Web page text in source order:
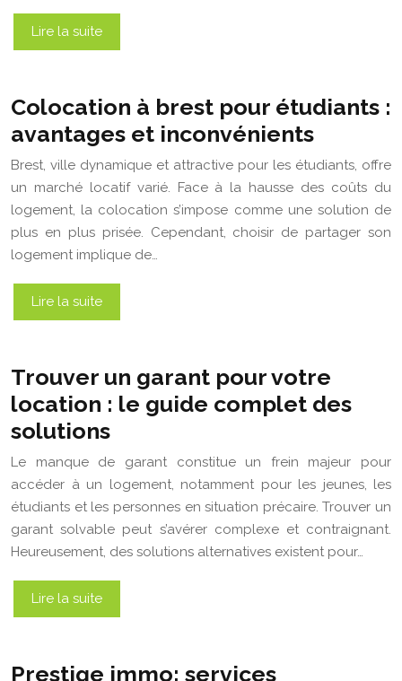
Lire la suite
Colocation à brest pour étudiants :
avantages et inconvénients
Brest, ville dynamique et attractive pour les étudiants, offre
un marché locatif varié. Face à la hausse des coûts du
logement, la colocation s’impose comme une solution de
plus en plus prisée. Cependant, choisir de partager son
logement implique de…
Lire la suite
Trouver un garant pour votre
location : le guide complet des
solutions
Le manque de garant constitue un frein majeur pour
accéder à un logement, notamment pour les jeunes, les
étudiants et les personnes en situation précaire. Trouver un
garant solvable peut s’avérer complexe et contraignant.
Heureusement, des solutions alternatives existent pour…
Lire la suite
Prestige immo: services